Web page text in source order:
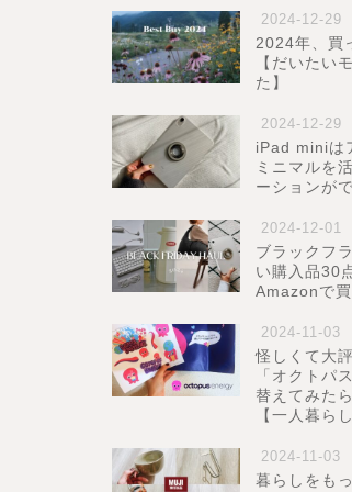
2024-12-29
2024年、買
【だいたい
た】
2024-12-29
iPad miniは
ミニマルを
ーションが
2024-12-01
ブラックフ
い購入品30
Amazonで買
2024-11-03
怪しくて大
「オクトパ
替えてみた
【一人暮ら
2024-11-03
暮らしをも